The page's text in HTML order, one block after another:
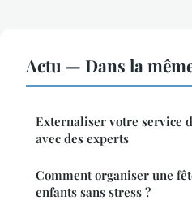
Actu — Dans la
Externaliser votre service
avec des experts
Comment organiser une
enfants sans stress ?